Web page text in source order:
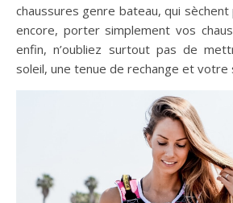
chaussures genre bateau, qui
encore, porter simplement vos
enfin, n’oubliez surtout pas de
soleil, une tenue de rechange et